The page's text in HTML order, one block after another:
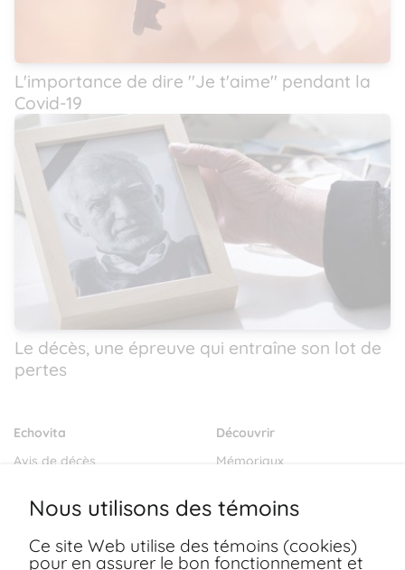
L'importance de dire ''Je t'aime'' pendant la
Covid-19
Le décès, une épreuve qui entraîne son lot de
pertes
Echovita
Avis de décès
Envoyer des fleurs
Découvrir
Mémoriaux
Blogs
Dernières volontés
Nous utilisons des témoins
Ce site Web utilise des témoins (cookies)
pour en assurer le bon fonctionnement et